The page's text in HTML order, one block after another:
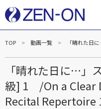
TOP 動画一覧 「晴れた日
「晴れた日に…」
級] 1 /On a Clear
Recital